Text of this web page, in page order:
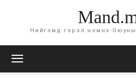
Нийгэмд гэрэл нэмнэ-Оюуны